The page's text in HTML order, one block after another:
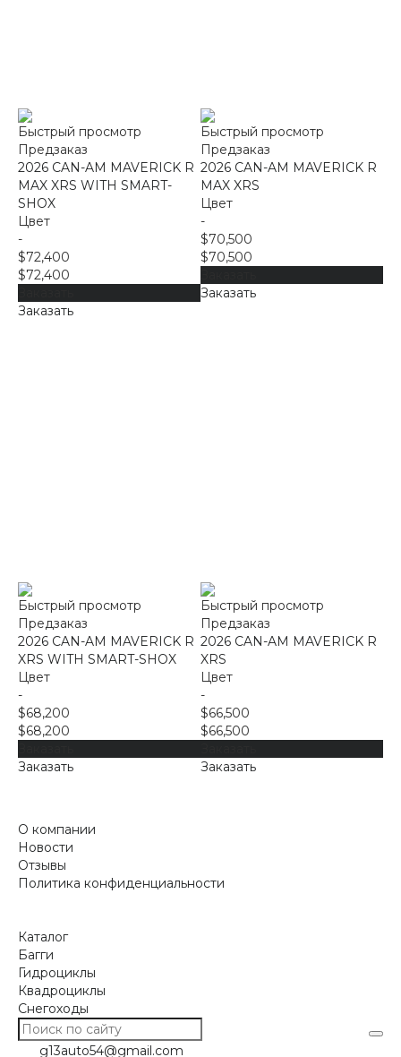
Быстрый просмотр
Предзаказ
2026 CAN-AM MAVERICK R
MAX XRS WITH SMART-
SHOX
Цвет
-
$72,400
$72,400
Заказать
Быстрый просмотр
Предзаказ
2026 CAN-AM MAVERICK R
MAX XRS
Цвет
-
$70,500
$70,500
Заказать
Быстрый просмотр
Предзаказ
2026 CAN-AM MAVERICK R
XRS WITH SMART-SHOX
Цвет
-
$68,200
$68,200
Заказать
Быстрый просмотр
Предзаказ
2026 CAN-AM MAVERICK R
XRS
Цвет
-
$66,500
$66,500
Заказать
О компании
Новости
Отзывы
Политика конфиденциальности
Каталог
Багги
Гидроциклы
Квадроциклы
Снегоходы
g13auto54@gmail.com